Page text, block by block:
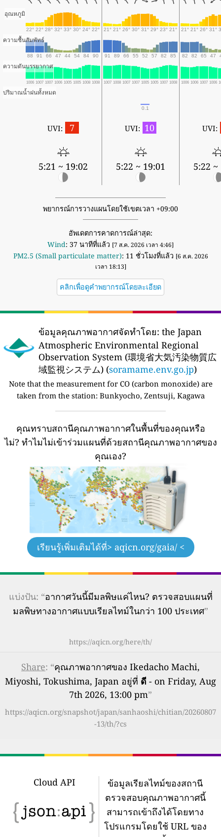
อุณหภูมิ
22° 22° 28° 32° 33° 30° 24° 22° 21° 21° 26° 30° 31° 29° 23° 21° 21° 21° 26° 31°
ความชื้นสัมพัทธ์
88 91 66 47 44 54 84 90 91 89 66 55 52 57 82 85 82 82 65 47
ความดันบรรยากาศ
1006 1007 1007 1006 1005 1005 1008 1008 1007 1008 1007 1007 1005 1005 1007 1008 1006 1006 1007 1006
ปริมาณน้ำฝนทั้งหมด
0.1
UVI: 7
5:21 ~ 19:02
UVI: 10
5:22 ~ 19:01
UVI:
5:22 ~
พยากรณ์การวางแผนโดยใช้เขตเวลา +09:00
อัพเดตการคาดการณ์ล่าสุด:
Wind: 37 นาทีที่แล้ว [7 ส.ค. 2026 เวลา 4:46]
PM2.5 (Small particulate matter): 11 ชั่วโมงที่แล้ว [6 ส.ค. 2026
เวลา 18:13]
คลิกเพื่อดูคำพยากรณ์โดยละเอียด
ข้อมูลคุณภาพอากาศจัดทำโดย: the Japan
Atmospheric Environmental Regional
Observation System (環境省大気汚染物質広
域監視システム) (soramame.env.go.jp)
Note that the measurement for CO (carbon monoxide) are
taken from the station: Bunkyocho, Zentsuji, Kagawa
คุณทราบสถานีคุณภาพอากาศในพื้นที่ของคุณหรือ
ไม่? ทำไมไม่เข้าร่วมแผนที่ด้วยสถานีคุณภาพอากาศของ
คุณเอง?
เรียนรู้เพิ่มเติมได้ที่> aqicn.org/gaia/ <
แบ่งปัน: “อากาศวันนี้มีมลพิษแค่ไหน? ตรวจสอบแผนที่
มลพิษทางอากาศแบบเรียลไทม์ในกว่า 100 ประเทศ”
https://aqicn.org/here/th/
Share: “คุณภาพอากาศของ Ikedacho Machi,
Miyoshi, Tokushima, Japan อยู่ที่ ดี - on Friday, Aug
7th 2026, 13:00 pm”
https://aqicn.org/snapshot/japan/sanhaoshi/chitian/20260807
-13/th/?cs
Cloud API
ข้อมูลเรียลไทม์ของสถานี
ตรวจสอบคุณภาพอากาศนี้
สามารถเข้าถึงได้โดยทาง
โปรแกรมโดยใช้ URL ของ